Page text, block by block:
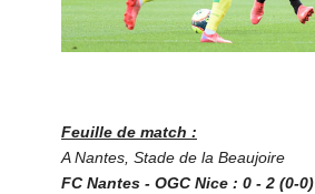
Feuille de match :
A Nantes, Stade de la Beaujoire
FC Nantes - OGC Nice : 0 - 2 (0-0)